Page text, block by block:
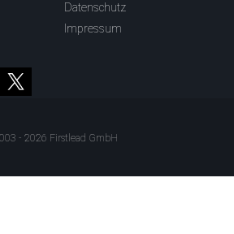
Datenschutz
Impressum
- 2026 Firstlead GmbH